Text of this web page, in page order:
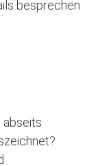
besprechen
abseits